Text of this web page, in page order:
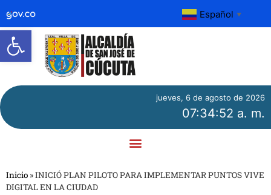
Abrir barra de herramientas
Español ▼
jueves, 6 de agosto de 2026
07:34:52 a. m.
Inicio »INICIÓ PLAN PILOTO PARA IMPLEMENTAR PUNTOS VIVE
DIGITAL EN LA CIUDAD